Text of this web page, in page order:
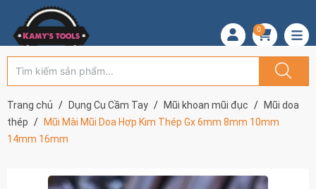
0
Trang chủ Dụng Cụ Cầm Tay Mũi khoan mũi đục
Mũi doa
thép
Mũi Mài Mũi Doa Hợp Kim Thép Gx 6mm 8mm 10mm
14mm 16mm